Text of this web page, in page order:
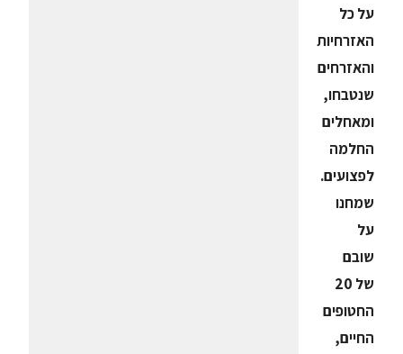
על כל
האזרחיות
והאזרחים
שנטבחו,
ומאחלים
החלמה
לפצועים.
שמחנו
על
שובם
של 20
החטופים
החיים,